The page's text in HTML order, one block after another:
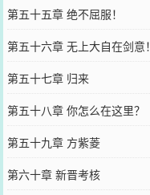
第五十五章 绝不屈服！
第五十六章 无上大自在剑意！
第五十七章 归来
第五十八章 你怎么在这里？
第五十九章 方紫菱
第六十章 新晋考核